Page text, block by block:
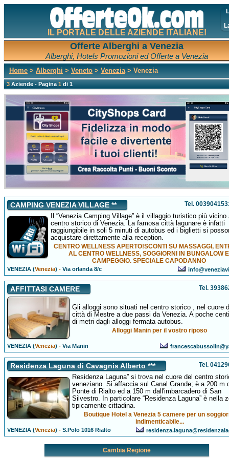
IL PORTALE DELLE AZIENDE ITALIANE!
Offerte Alberghi a Venezia
Alberghi, Hotels Promozioni ed Offerte a Venezia
Home > Alberghi > Veneto > Venezia> Venezia
3Aziende - Pagina1di 1
CAMPING VENEZIA VILLAGE ** Tel.
Il “Venezia Camping Village” è il villaggio turistico più vicino
centro storico di Venezia. La famosa città lagunare è infatti
raggiungibile in soli 5 minuti di autobus ed i biglietti si
acquistare direttamente alla reception.
CENTRO WELLNESS APERTO!SCONTI SU MASSAGGI,
AL CENTRO WELLNESS, SOGGIORNI IN BUNGALOW E
CAMPEGGIO. SPECIALE CAPODANNO
VENEZIA (Venezia) -Via orlanda 8/c
AFFITTASI CAMERE Tel.
Gli alloggi sono situati nel centro storico , nel cuore
città di Mestre a due passi da Venezia. A poche
di metri dagli alloggi fermata autobus.
Alloggi Manin per il vostro riposo
VENEZIA (Venezia) -Via Manin
Residenza Laguna di Cavagnis Alberto *** Tel.
Residenza Laguna” si trova nel cuore del centro
veneziano. Si affaccia sul Canal Grande; è a 200 m
Ponte di Rialto ed a 150 m dall'imbarcadero di San
Silvestro. In particolare “Residenza Laguna” è nella
tipicamente cittadina.
Boutique Hotel a Venezia 5 camere per un
indimenticabile...
VENEZIA (Venezia) -S.Polo 1016 Rialto
Cambia Regione